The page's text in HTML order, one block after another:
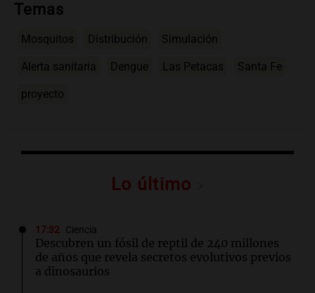
Temas
Mosquitos Distribución Simulación
Alerta sanitaria Dengue Las Petacas Santa Fe
proyecto
Lo último
17:32 Ciencia
Descubren un fósil de reptil de 240 millones
de años que revela secretos evolutivos previos
a dinosaurios